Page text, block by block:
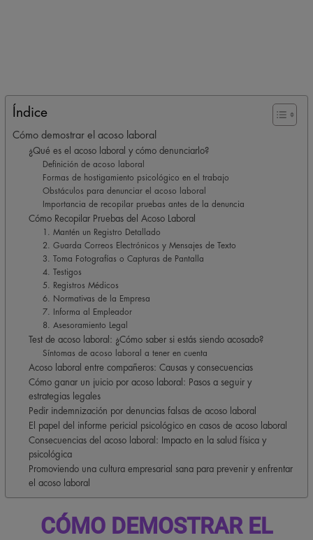
Índice
Cómo demostrar el acoso laboral
¿Qué es el acoso laboral y cómo denunciarlo?
Definición de acoso laboral
Formas de hostigamiento psicológico en el trabajo
Obstáculos para denunciar el acoso laboral
Importancia de recopilar pruebas antes de la denuncia
Cómo Recopilar Pruebas del Acoso Laboral
1. Mantén un Registro Detallado
2. Guarda Correos Electrónicos y Mensajes de Texto
3. Toma Fotografías o Capturas de Pantalla
4. Testigos
5. Registros Médicos
6. Normativas de la Empresa
7. Informa al Empleador
8. Asesoramiento Legal
Test de acoso laboral: ¿Cómo saber si estás siendo acosado?
Síntomas de acoso laboral a tener en cuenta
Acoso laboral entre compañeros: Causas y consecuencias
Cómo ganar un juicio por acoso laboral: Pasos a seguir y
estrategias legales
Pedir indemnización por denuncias falsas de acoso laboral
El papel del informe pericial psicológico en casos de acoso laboral
Consecuencias del acoso laboral: Impacto en la salud física y
psicológica
Promoviendo una cultura empresarial sana para prevenir y enfrentar
el acoso laboral
CÓMO DEMOSTRAR EL